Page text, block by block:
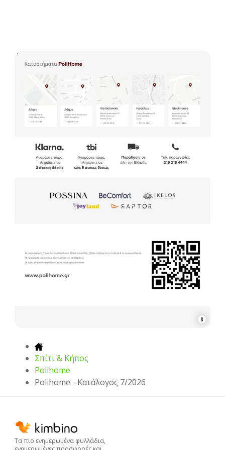
8
Σπίτι & Κήπος
Polihome
Polihome - Kατάλογος 7/2026
Τα πιο ενημερωμένα φυλλάδια,
ενημερωμένες προσφορές και